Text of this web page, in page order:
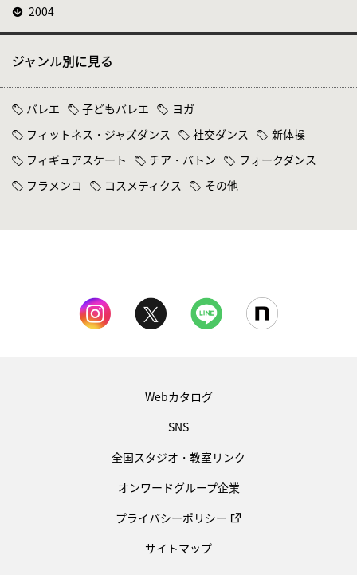
2004
ジャンル別に見る
バレエ 子どもバレエ
ヨガ
フィットネス・ジャズダンス
社交ダンス
新体操
フィギュアスケート
チア・バトン
フォークダンス
フラメンコ
コスメティクス その他
Webカタログ
SNS
全国スタジオ・教室リンク
オンワードグループ企業
プライバシーポリシー
サイトマップ